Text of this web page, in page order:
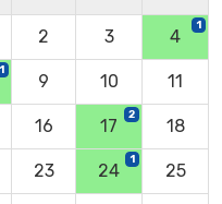
2 3 4
1
1
9 10 11
16 17
2
18
23 24
1
25